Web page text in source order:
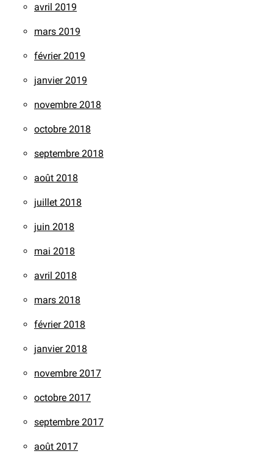
avril 2019
mars 2019
février 2019
janvier 2019
novembre 2018
octobre 2018
septembre 2018
août 2018
juillet 2018
juin 2018
mai 2018
avril 2018
mars 2018
février 2018
janvier 2018
novembre 2017
octobre 2017
septembre 2017
août 2017